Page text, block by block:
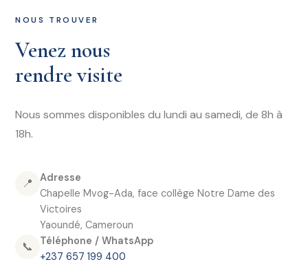
NOUS TROUVER
Venez nous
rendre visite
Nous sommes disponibles du lundi au samedi, de 8h à
18h.
📍
Adresse
Chapelle Mvog-Ada, face collège Notre Dame des
Victoires
Yaoundé, Cameroun
📞
Téléphone / WhatsApp
+237 657 199 400